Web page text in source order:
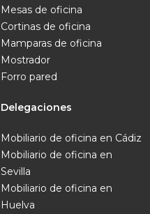
Mesas de oficina
Cortinas de oficina
Mamparas de oficina
Mostrador
Forro pared
Delegaciones
Mobiliario de oficina en Cádiz
Mobiliario de oficina en
Sevilla
Mobiliario de oficina en
Huelva